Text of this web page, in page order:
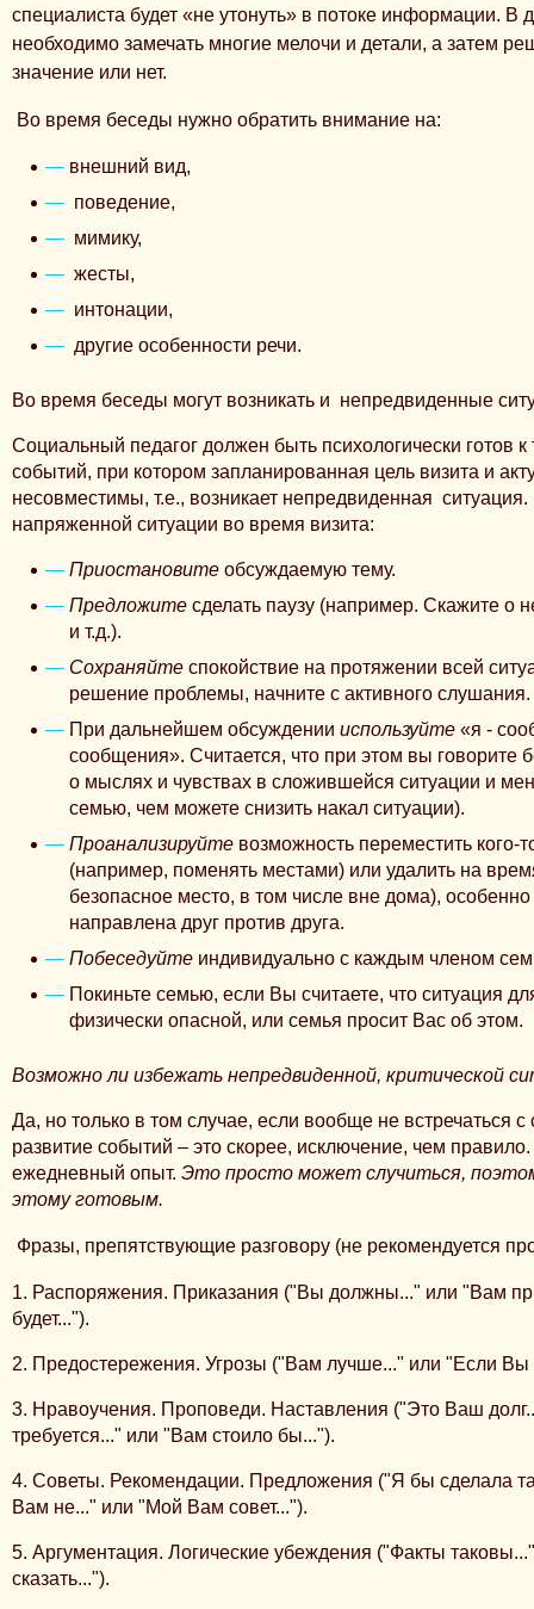
специалиста будет «не утонуть» в потоке информации. В
необходимо замечать многие мелочи и детали, а затем
значение или нет.
Во время беседы нужно обратить внимание на:
внешний вид,
поведение,
мимику,
жесты,
интонации,
другие особенности речи.
Во время беседы могут возникать и непредвиденные
Социальный педагог должен быть психологически готов к
событий, при котором запланированная цель визита и
несовместимы, т.е., возникает непредвиденная
напряженной ситуации во время визита:
Приостановите обсуждаемую тему.
Предложите сделать паузу (например. Скажите о
и т.д.).
Сохраняйте спокойствие на протяжении всей
решение проблемы, начните с активного слушания.
При дальнейшем обсуждении используйте «я -
сообщения». Считается, что при этом вы говорите
о мыслях и чувствах в сложившейся ситуации и
семью, чем можете снизить накал ситуации).
Проанализируйте возможность переместить кого-
(например, поменять местами) или удалить на
безопасное место, в том числе вне дома), особенно
направлена друг против друга.
Побеседуйте индивидуально с каждым членом
Покиньте семью, если Вы считаете, что ситуация
физически опасной, или семья просит Вас об этом.
Возможно ли избежать непредвиденной, критической
Да, но только в том случае, если вообще не встречаться
развитие событий – это скорее, исключение, чем
ежедневный опыт. Это просто может случиться,
этому готовым.
Фразы, препятствующие разговору (не рекомендуется
1. Распоряжения. Приказания ("Вы должны..." или "Вам
будет...").
2. Предостережения. Угрозы ("Вам лучше..." или "Если Вы
3. Нравоучения. Проповеди. Наставления ("Это Ваш
требуется..." или "Вам стоило бы...").
4. Советы. Рекомендации. Предложения ("Я бы сделала
Вам не..." или "Мой Вам совет...").
5. Аргументация. Логические убеждения ("Факты
сказать...").